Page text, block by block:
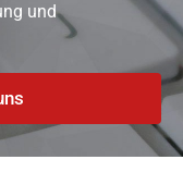
und